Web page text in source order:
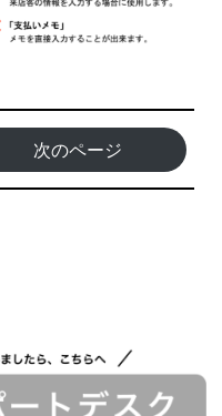
次のページ